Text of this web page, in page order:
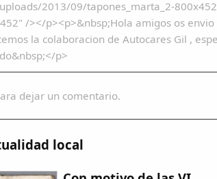
2013/09/tapones_marta_2-
/></p><p>&nbsp;Hola amigos os
la colaboracion de Autocares Gil ,
p>
dejar un comentario.
local